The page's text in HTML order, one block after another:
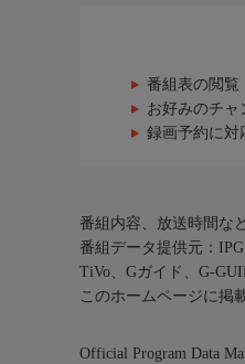
番組表の閲覧
お好みのチャ
録画予約に対
番組内容、放送時間な
番組データ提供元：
TiVo、Gガイド、G-
このホームページに掲
Official Program Data